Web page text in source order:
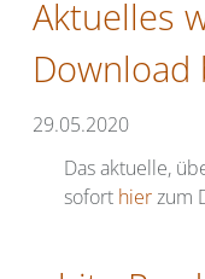
Aktuelles
Download
29.05.2020
Das aktuelle,
sofort hierzum